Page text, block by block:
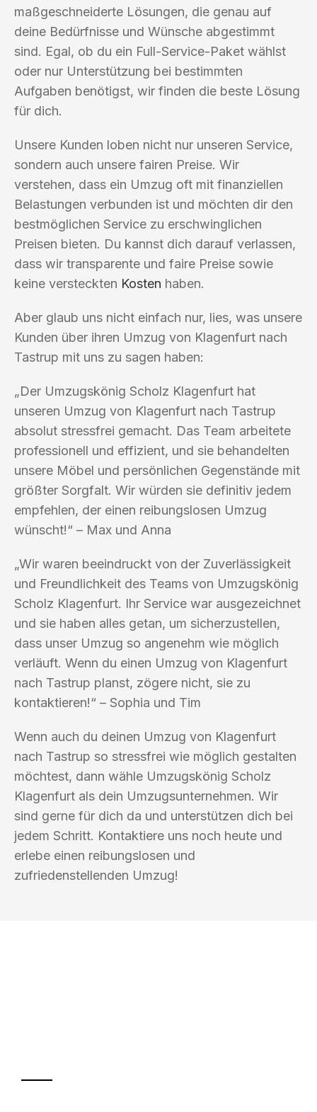
maßgeschneiderte Lösungen, die genau auf
deine Bedürfnisse und Wünsche abgestimmt
sind. Egal, ob du ein Full-Service-Paket wählst
oder nur Unterstützung bei bestimmten
Aufgaben benötigst, wir finden die beste Lösung
für dich.
Unsere Kunden loben nicht nur unseren Service,
sondern auch unsere fairen Preise. Wir
verstehen, dass ein Umzug oft mit finanziellen
Belastungen verbunden ist und möchten dir den
bestmöglichen Service zu erschwinglichen
Preisen bieten. Du kannst dich darauf verlassen,
dass wir transparente und faire Preise sowie
keine versteckten Kosten haben.
Aber glaub uns nicht einfach nur, lies, was unsere
Kunden über ihren Umzug von Klagenfurt nach
Tastrup mit uns zu sagen haben:
„Der Umzugskönig Scholz Klagenfurt hat
unseren Umzug von Klagenfurt nach Tastrup
absolut stressfrei gemacht. Das Team arbeitete
professionell und effizient, und sie behandelten
unsere Möbel und persönlichen Gegenstände mit
größter Sorgfalt. Wir würden sie definitiv jedem
empfehlen, der einen reibungslosen Umzug
wünscht!“ – Max und Anna
„Wir waren beeindruckt von der Zuverlässigkeit
und Freundlichkeit des Teams von Umzugskönig
Scholz Klagenfurt. Ihr Service war ausgezeichnet
und sie haben alles getan, um sicherzustellen,
dass unser Umzug so angenehm wie möglich
verläuft. Wenn du einen Umzug von Klagenfurt
nach Tastrup planst, zögere nicht, sie zu
kontaktieren!“ – Sophia und Tim
Wenn auch du deinen Umzug von Klagenfurt
nach Tastrup so stressfrei wie möglich gestalten
möchtest, dann wähle Umzugskönig Scholz
Klagenfurt als dein Umzugsunternehmen. Wir
sind gerne für dich da und unterstützen dich bei
jedem Schritt. Kontaktiere uns noch heute und
erlebe einen reibungslosen und
zufriedenstellenden Umzug!